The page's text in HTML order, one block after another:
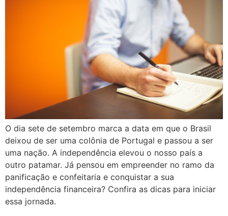
O dia sete de setembro marca a data em que o Brasil
deixou de ser uma colônia de Portugal e passou a ser
uma nação. A independência elevou o nosso país a
outro patamar. Já pensou em empreender no ramo da
panificação e confeitaria e conquistar a sua
independência financeira? Confira as dicas para iniciar
essa jornada.